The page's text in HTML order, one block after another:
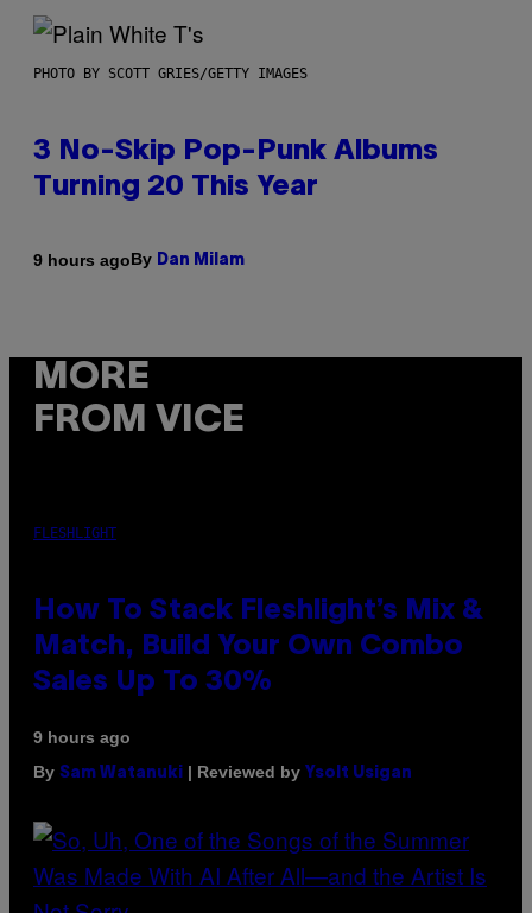
PHOTO BY SCOTT GRIES/GETTY IMAGES
3 No-Skip Pop-Punk Albums
Turning 20 This Year
9 hours agoBy Dan Milam
MORE
FROM VICE
FLESHLIGHT
How To Stack Fleshlight’s Mix &
Match, Build Your Own Combo
Sales Up To 30%
9 hours ago
By Sam Watanuki | Reviewed by Ysolt Usigan